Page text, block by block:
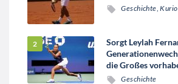
Geschichte ,
Sorgt Leylah
die Großes
Geschichte